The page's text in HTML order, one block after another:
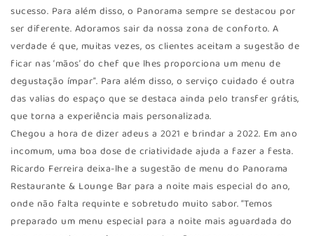
sucesso. Para além disso, o Panorama sempre se destacou por
ser diferente. Adoramos sair da nossa zona de conforto. A
verdade é que, muitas vezes, os clientes aceitam a sugestão de
ficar nas ‘mãos’ do chef que lhes proporciona um menu de
degustação ímpar”. Para além disso, o serviço cuidado é outra
das valias do espaço que se destaca ainda pelo transfer grátis,
que torna a experiência mais personalizada.
Chegou a hora de dizer adeus a 2021 e brindar a 2022. Em ano
incomum, uma boa dose de criatividade ajuda a fazer a festa.
Ricardo Ferreira deixa-lhe a sugestão de menu do Panorama
Restaurante & Lounge Bar para a noite mais especial do ano,
onde não falta requinte e sobretudo muito sabor. “Temos
preparado um menu especial para a noite mais aguardada do